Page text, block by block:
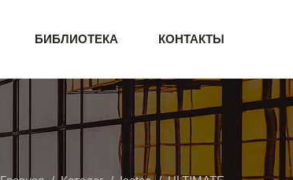
БИБЛИОТЕКА КОНТАКТЫ